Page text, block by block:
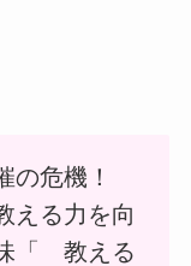
の危機！
る力を向
「 教える